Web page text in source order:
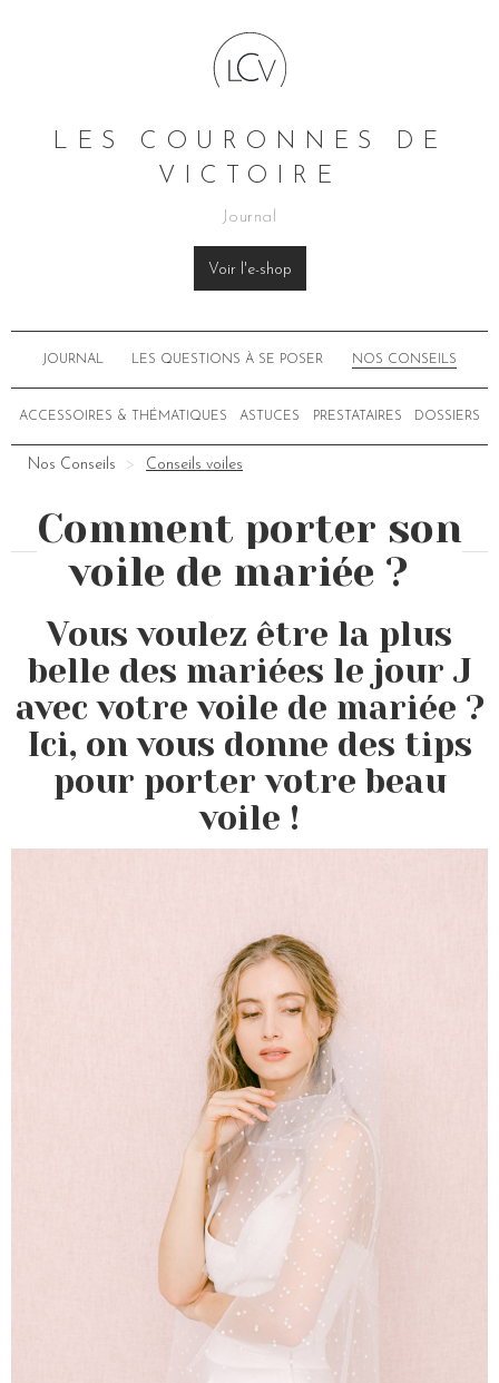
LES COURONNES DE
VICTOIRE
Journal
Voir l'e-shop
JOURNAL LES QUESTIONS À SE POSER NOS CONSEILS
ACCESSOIRES & THÉMATIQUES ASTUCES PRESTATAIRES DOSSIERS
Nos Conseils Conseils voiles
Comment porter son
voile de mariée ?
Vous voulez être la plus
belle des mariées le jour J
avec votre voile de mariée ?
Ici, on vous donne des tips
pour porter votre beau
voile !